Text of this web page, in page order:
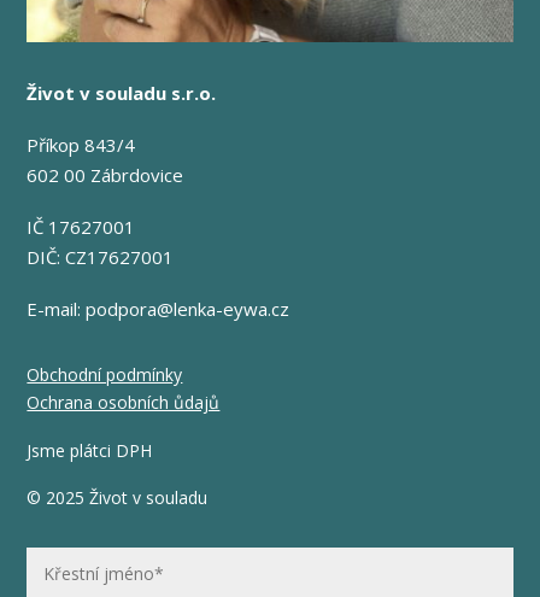
Život v souladu s.r.o.
Příkop 843/4
602 00 Zábrdovice
IČ 17627001
DIČ: CZ17627001
E-mail:podpora@lenka-eywa.cz
Obchodní podmínky
Ochrana osobních ůdajů
Jsme plátci DPH
© 2025 Život v souladu